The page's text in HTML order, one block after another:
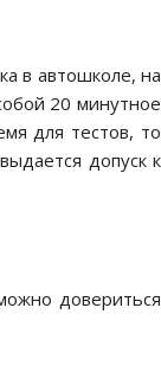
в автошколе, на
20 минутное
для тестов, то
допуск к
довериться